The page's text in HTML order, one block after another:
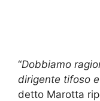
“Dobbiamo
dirigente tifoso
detto Marotta